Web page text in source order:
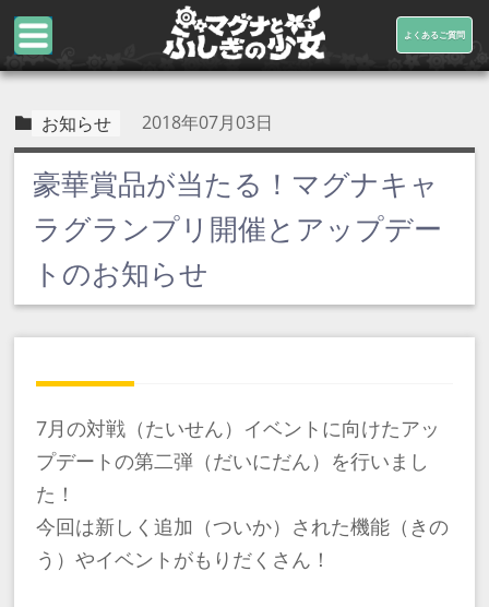
よくあるご質問
お知らせ 2018年07月03日
豪華賞品が当たる！マグナキャ
ラグランプリ開催とアップデー
トのお知らせ
7月の対戦（たいせん）イベントに向けたアッ
プデートの第二弾（だいにだん）を行いまし
た！
今回は新しく追加（ついか）された機能（きの
う）やイベントがもりだくさん！